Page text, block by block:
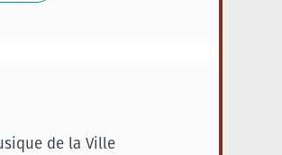
de la Ville